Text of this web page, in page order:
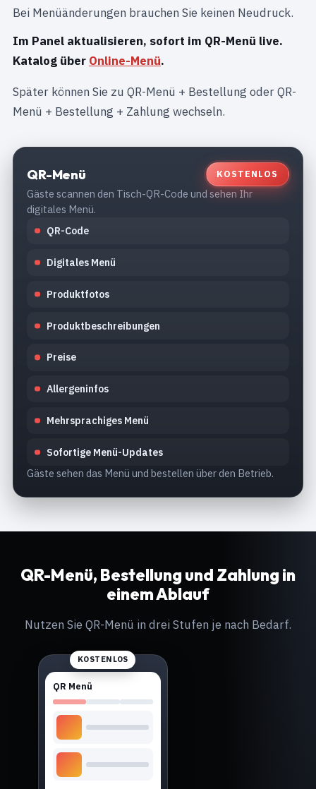
Bei Menüänderungen brauchen Sie keinen Neudruck.
Im Panel aktualisieren, sofort im QR-Menü live.
Katalog über Online-Menü.
Später können Sie zu QR-Menü + Bestellung oder QR-
Menü + Bestellung + Zahlung wechseln.
QR-Menü KOSTENLOS
Gäste scannen den Tisch-QR-Code und sehen Ihr
digitales Menü.
QR-Code
Digitales Menü
Produktfotos
Produktbeschreibungen
Preise
Allergeninfos
Mehrsprachiges Menü
Sofortige Menü-Updates
Gäste sehen das Menü und bestellen über den Betrieb.
QR-Menü, Bestellung und Zahlung in
einem Ablauf
Nutzen Sie QR-Menü in drei Stufen je nach Bedarf.
KOSTENLOS
QR Menü